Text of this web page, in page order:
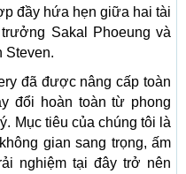
đầy hứa hẹn giữa hai tài
Sakal Phoeung và
Steven.
đã được nâng cấp toàn
đổi hoàn toàn từ phong
Mục tiêu của chúng tôi là
gian sang trọng, ấm
nghiệm tại đây trở nên